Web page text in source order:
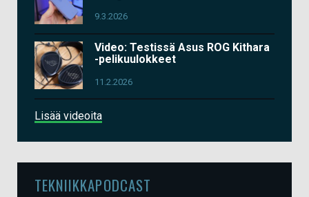
9.3.2026
Video: Testissä Asus ROG Kithara
-pelikuulokkeet
11.2.2026
Lisää videoita
TEKNIIKKAPODCAST